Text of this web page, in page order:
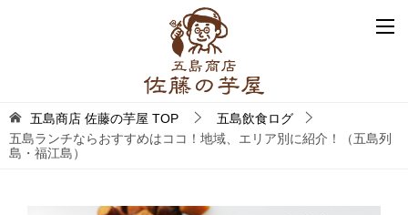
五島商店 佐藤の芋屋 TOP
五島飲食ログ
五島ランチならおすすめはココ！地域、エリア別に紹介！（五島列
島・福江島）